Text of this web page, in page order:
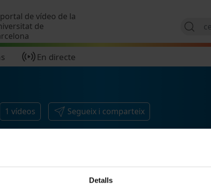
Detalls
portal de vídeo de la
de
En directe
1 vídeos Segueix i comparteix